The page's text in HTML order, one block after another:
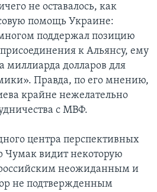
не оставалось, как
помощь Украине:
поддержал позицию
к Альянсу, ему
миллиарда долларов для
Правда, по его мнению,
крайне нежелательно
с МВФ.
центра перспективных
Чумак видит некоторую
неожиданным и
не подтвержденным